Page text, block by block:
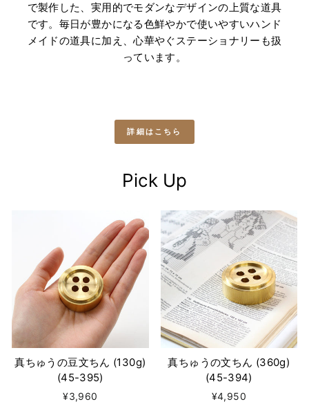
で製作した、実用的でモダンなデザインの上質な道具
です。毎日が豊かになる色鮮やかで使いやすいハンド
メイドの道具に加え、心華やぐステーショナリーも扱
っています。
詳細はこちら
Pick Up
真ちゅうの豆文ちん (130g)
(45-395)
¥3,960
真ちゅうの文ちん (360g)
(45-394)
¥4,950